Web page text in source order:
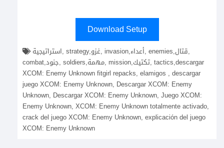
Download Setup
combat,جنود, soldiers,مهمة, mission,تكتيك, tactics,descargar
XCOM: Enemy Unknown fitgirl repacks, elamigos , descargar
juego XCOM: Enemy Unknown, Descargar XCOM: Enemy
Unknown, Descargar XCOM: Enemy Unknown, Juego XCOM:
Enemy Unknown, XCOM: Enemy Unknown totalmente activado,
crack del juego XCOM: Enemy Unknown, explicación del juego
XCOM: Enemy Unknown